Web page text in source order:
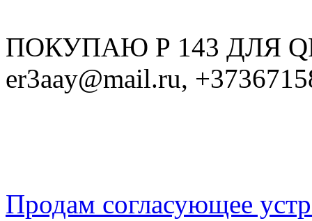
ПОКУПАЮ Р 143 ДЛЯ
er3aay@mail.ru,
Продам согласующее